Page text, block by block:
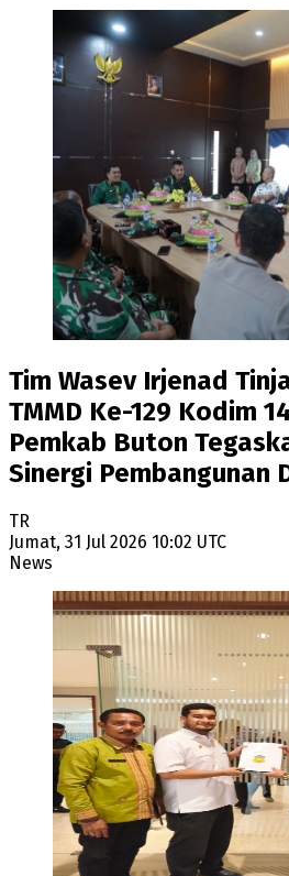
Tim Wasev Irjenad
TMMD Ke-129 Kodim
Pemkab Buton
Sinergi Pembangunan
TR
Jumat, 31 Jul 2026 10:02 UTC
News